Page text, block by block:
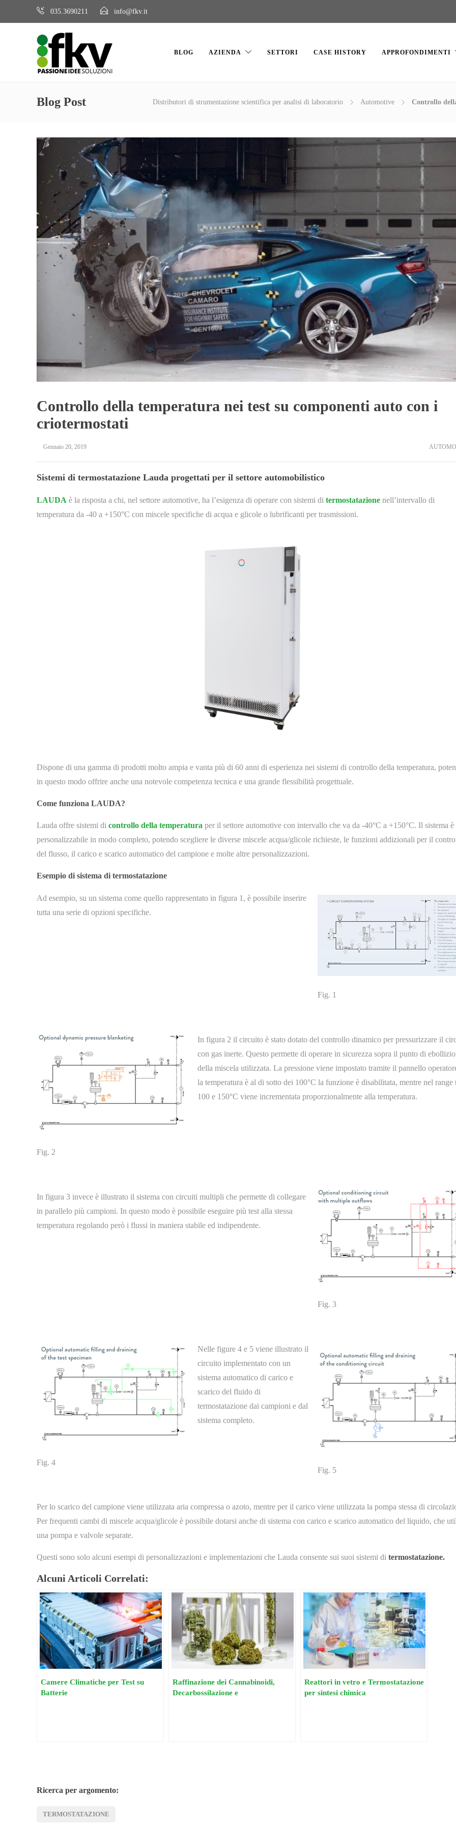
035.3690211 info@fkv.it
BLOG AZIENDA SETTORI CASE HISTORY APPROFONDIMENTI
Blog Post Distributori di strumentazione scientifica per analisi di laboratorio Automotive Controllo
Controllo della temperatura nei test su componenti auto con i
criotermostati
Gennaio 20, 2019
Sistemi di termostatazione Lauda progettati per il settore automobilistico
LAUDA è la risposta a chi, nel settore automotive, ha l’esigenza di operare con sistemi di termostatazione nell’intervallo di
temperatura da -40 a +150°C con miscele specifiche di acqua e glicole o lubrificanti per trasmissioni.
Dispone di una gamma di prodotti molto ampia e vanta più di 60 anni di esperienza nei sistemi di controllo della temperatura,
in questo modo offrire anche una notevole competenza tecnica e una grande flessibilità progettuale.
Come funziona LAUDA?
Lauda offre sistemi di controllo della temperatura per il settore automotive con intervallo che va da -40°C a +150°C. Il sistema è
personalizzabile in modo completo, potendo scegliere le diverse miscele acqua/glicole richieste, le funzioni addizionali per il
del flusso, il carico e scarico automatico del campione e molte altre personalizzazioni.
Esempio di sistema di termostatazione
Fig. 1
Ad esempio, su un sistema come quello rappresentato in figura 1, è possibile inserire
tutta una serie di opzioni specifiche.
Fig. 2
In figura 2 il circuito è stato dotato del controllo dinamico per pressurizzare il
con gas inerte. Questo permette di operare in sicurezza sopra il punto di
della miscela utilizzata. La pressione viene impostato tramite il pannello
la temperatura è al di sotto dei 100°C la funzione è disabilitata, mentre nel range
100 e 150°C viene incrementata proporzionalmente alla temperatura.
Fig. 3
In figura 3 invece è illustrato il sistema con circuiti multipli che permette di collegare
in parallelo più campioni. In questo modo è possibile eseguire più test alla stessa
temperatura regolando però i flussi in maniera stabile ed indipendente.
Fig. 4
Fig. 5
Nelle figure 4 e 5 viene illustrato il
circuito implementato con un
sistema automatico di carico e
scarico del fluido di
termostatazione dai campioni e dal
sistema completo.
Per lo scarico del campione viene utilizzata aria compressa o azoto, mentre per il carico viene utilizzata la pompa stessa di
Per frequenti cambi di miscele acqua/glicole è possibile dotarsi anche di sistema con carico e scarico automatico del liquido, che
una pompa e valvole separate.
Questi sono solo alcuni esempi di personalizzazioni e implementazioni che Lauda consente sui suoi sistemi di termostatazione.
Alcuni Articoli Correlati:
Camere Climatiche per Test su
Batterie
Raffinazione dei Cannabinoidi,
Decarbossilazione e
Reattori in vetro e Termostatazione
per sintesi chimica
Ricerca per argomento:
TERMOSTATAZIONE